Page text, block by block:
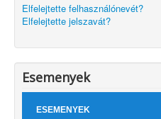
Elfelejtette felhasználónevét?
Elfelejtette jelszavát?
Esemenyek
ESEMENYEK